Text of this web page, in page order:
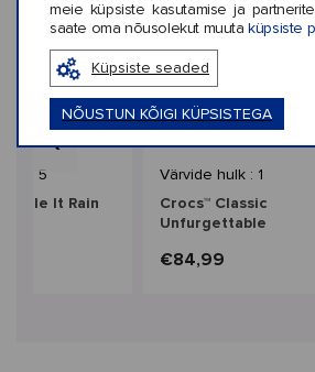
meie küpsiste kasutamise ja
saate oma nõusolekut muutaküpsiste
Küpsiste seaded
NÕUSTUN KÕIGI KÜPSISTEGA
: 5
It Rain
Värvide hulk : 1
Crocs™ Classic
Unfurgettable
€84,99
‹